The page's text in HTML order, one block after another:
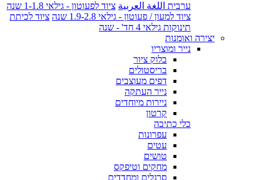
ערבית اللغة العربية ציוד לפעוטון - גילאי 1-1.8 שנה
ציוד למעון / פעוטון - גילאי 1.9-2.8 שנה
ציוד לכיתת
תינוקות גילאי 4 חד' - שנה
יצירה ואומנות
נייר ומוצריו
בלוק ציור
בריסטולים
דפים מעוצבים
נייר העתקה
ניירות מיוחדים
קרטון
כלי כתיבה
עפרונות
עטים
טושים
מחקים וטיפקס
סרגלים ומחדדים